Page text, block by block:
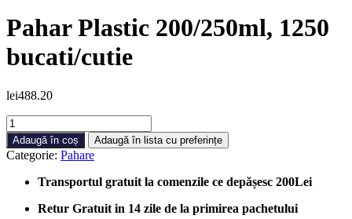
Pahar Plastic 200/250ml, 1250
bucati/cutie
lei488.20
Cantitate
Pahar
Plastic
200/250ml,
1250
Adaugă în coș Adaugă în lista cu preferințe
Categorie: Pahare
Transportul gratuit la comenzile ce depășesc 200Lei
Retur Gratuit in 14 zile de la primirea pachetului